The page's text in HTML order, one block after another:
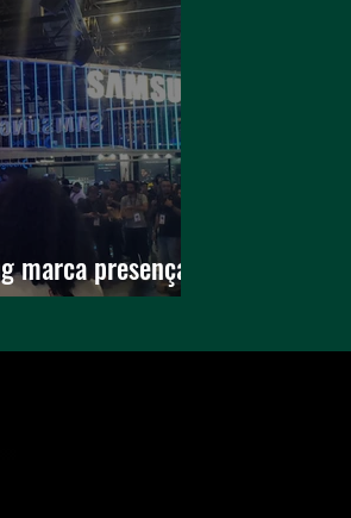
presença e
aos gamers